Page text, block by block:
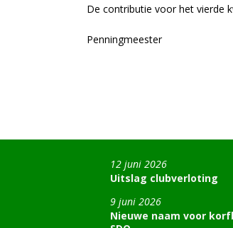
De contributie voor het vierde
Penningmeester
Uitslag clubverloting
12 juni 2026
Nieuwe naam voor
9 juni 2026